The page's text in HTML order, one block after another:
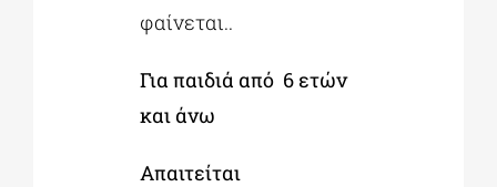
φαίνεται..
Για παιδιά από 6 ετών
και άνω
Απαιτείται